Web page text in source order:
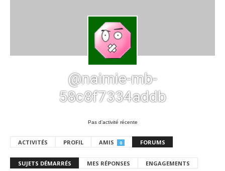
@naimie-mb-
58c8f7334addb
Pas d’activité récente
ACTIVITÉS PROFIL AMIS 0 FORUMS
SUJETS DÉMARRÉS MES RÉPONSES ENGAGEMENTS